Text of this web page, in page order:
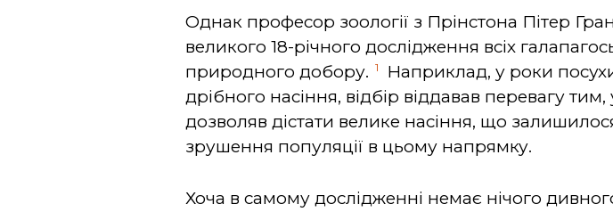
Однак професор зоології з Прінстона Пітер
великого 18-річного дослідження всіх
природного добору. 1
Наприклад, у роки
дрібного насіння, відбір віддавав перевагу
дозволяв дістати велике насіння, що
зрушення популяції в цьому напрямку.
Хоча в самому дослідженні немає нічого